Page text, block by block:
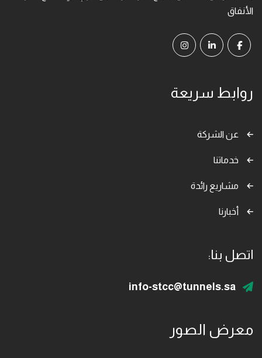
الأنفاق
روابط سريعة
عن الشركة
خدماتنا
مشاريع رائدة
أخبارنا
اتصل بنا:
info-stcc@tunnels.sa
معرض الصور